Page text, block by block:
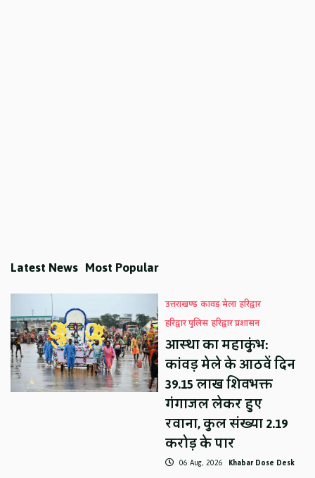
Latest News Most Popular
उत्तराखण्ड कावड़ मेला हरिद्वार
हरिद्वार पुलिस हरिद्वार प्रशासन
आस्था का महाकुंभ:
कांवड़ मेले के आठवें दिन
39.15 लाख शिवभक्त
गंगाजल लेकर हुए
रवाना, कुल संख्या 2.19
करोड़ के पार
06 Aug, 2026 Khabar Dose Desk